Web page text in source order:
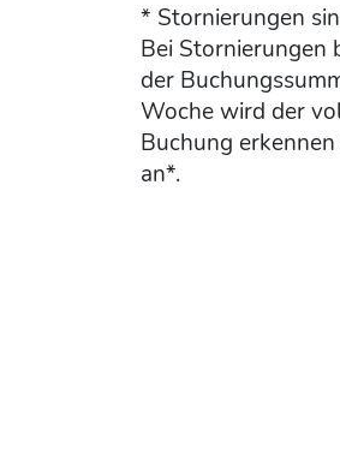
* Stornierungen
Bei Stornierungen
der
Woche wird der
Buchung
an*.